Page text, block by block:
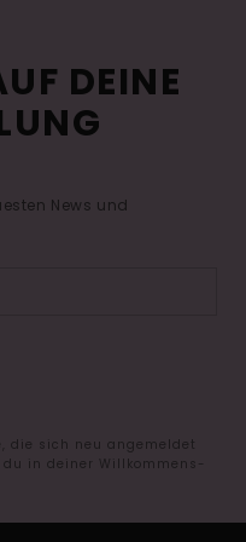
DEINE
News und
die sich neu angemeldet
in deiner Willkommens-